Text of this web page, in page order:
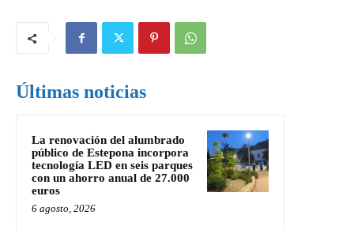
Últimas noticias
La renovación del alumbrado
público de Estepona incorpora
tecnología LED en seis parques
con un ahorro anual de 27.000
euros
6 agosto, 2026